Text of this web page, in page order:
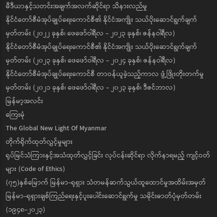
မီဒီယာနှင့်သတင်းအချက်အလက်ဆိုင်ရာ သိနားလည်မှု
နိုင်ငံတော်စီမံအုပ်ချုပ်ရေးကောင်စီ၏ နိုင်ငံအကျိုး သယ်ပိုးဆောင်ရွက်ချက်
မှတ်တမ်း (၂၀၂၂ ခုနှစ်၊ ဖေဖော်ဝါရီလ - ၂၀၂၃ ခုနှစ်၊ ဇန်နဝါရီလ)
နိုင်ငံတော်စီမံအုပ်ချုပ်ရေးကောင်စီ၏ နိုင်ငံအကျိုး သယ်ပိုးဆောင်ရွက်ချက်
မှတ်တမ်း (၂၀၂၃ ခုနှစ်၊ ဖေဖော်ဝါရီလ - ၂၀၂၄ ခုနှစ်၊ ဇန်နဝါရီလ)
နိုင်ငံတော်စီမံအုပ်ချုပ်ရေးကောင်စီ တာဝန်ယူခဲ့သည့်ကာလ ဖွံ့ဖြိုးတိုးတက်မှု
မှတ်တမ်း (၂၀၂၁ ခုနှစ်၊ ဖေဖော်ဝါရီလ - ၂၀၂၃ ခုနှစ်၊ ဒီဇင်ဘာလ)
မြန်မာ့အလင်း
ကြေးမုံ
The Global New Light Of Myanmar
တိုက်ရိုက်ထုတ်လွှင့်မှုများ
ရုပ်မြင်သံကြားနှင့်အသံထုတ်လွှင့်ခြင်း လုပ်ငန်းဆိုင်ရာ လိုက်နာရမည့် ကျင့်ဝတ်
များ (Code of Ethics)
(၇၅)နှစ်မြောက် မြန်မာ-ရုရှား သံတမန်ဆက်သွယ်ထူထောင်မှုအထိမ်းအမှတ်
မြန်မာ-ရုရှားချစ်ကြည်ရေးနှင့်ပူးပေါင်းဆောင်ရွက်မှု သမိုင်းဓာတ်ပုံမှတ်တမ်း
(၁၉၄၈-၂၀၂၃)